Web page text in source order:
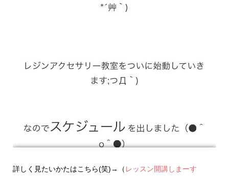
詳しく見たいかたはこちら(笑)→（ レッスン開講しまーす